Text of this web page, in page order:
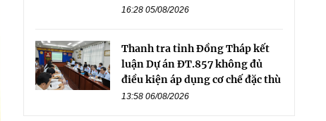
16:28 05/08/2026
Thanh tra tỉnh Đồng Tháp kết
luận Dự án ĐT.857 không đủ
điều kiện áp dụng cơ chế đặc thù
13:58 06/08/2026